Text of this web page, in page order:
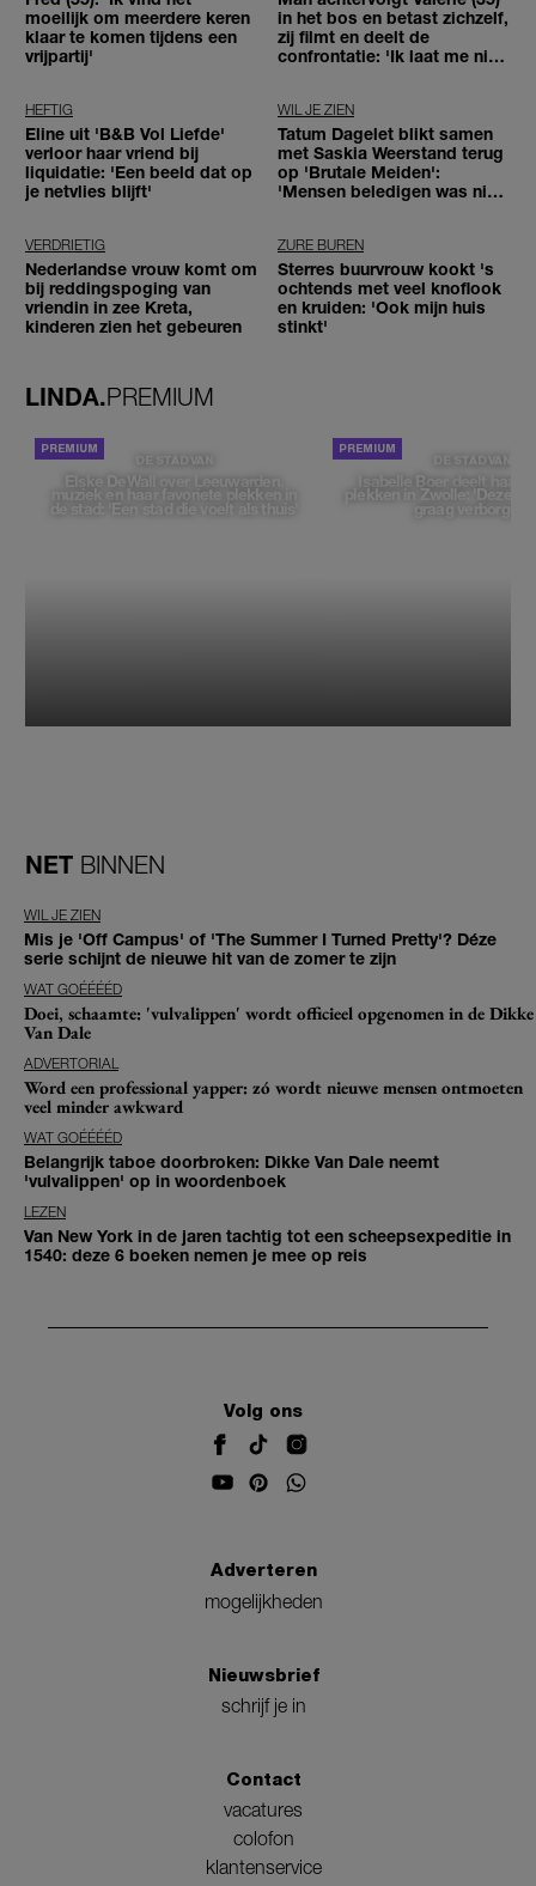
moeilijk om meerdere keren
klaar te komen tijdens een
vrijpartij'
in het bos en betast zichzelf,
zij filmt en deelt de
confrontatie: 'Ik laat me niet
HEFTIG
Eline uit 'B&B Vol Liefde'
verloor haar vriend bij
liquidatie: 'Een beeld dat op
je netvlies blijft'
WIL JE ZIEN
Tatum Dagelet blikt samen
met Saskia Weerstand terug
op 'Brutale Meiden':
'Mensen beledigen was niet
VERDRIETIG
Nederlandse vrouw komt om
bij reddingspoging van
vriendin in zee Kreta,
kinderen zien het gebeuren
ZURE BUREN
Sterres buurvrouw kookt 's
ochtends met veel knoflook
en kruiden: 'Ook mijn huis
stinkt'
LINDA.PREMIUM
DE STAD VAN
Elske DeWall over Leeuwarden,
muziek en haar favoriete plekken in
de stad: 'Een stad die voelt als thuis'
DE STAD VAN
Isabelle Boer deelt haar
plekken in Zwolle: 'Deze
graag verborgen'
NET BINNEN
WIL JE ZIEN
Mis je 'Off Campus' of 'The Summer I Turned Pretty'? Déze
serie schijnt de nieuwe hit van de zomer te zijn
WAT GOÉÉÉÉD
Doei, schaamte: 'vulvalippen' wordt officieel opgenomen in de Dikke
Van Dale
ADVERTORIAL
Word een professional yapper: zó wordt nieuwe mensen ontmoeten
veel minder awkward
WAT GOÉÉÉÉD
Belangrijk taboe doorbroken: Dikke Van Dale neemt
'vulvalippen' op in woordenboek
LEZEN
Van New York in de jaren tachtig tot een scheepsexpeditie in
1540: deze 6 boeken nemen je mee op reis
Volg ons
Adverteren
mogelijkheden
Nieuwsbrief
schrijf je in
Contact
vacatures
colofon
klantenservice